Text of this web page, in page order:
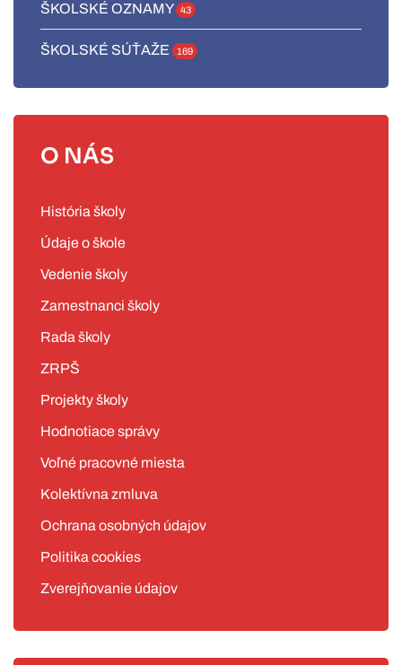
ŠKOLSKÉ OZNAMY 43
ŠKOLSKÉ SÚŤAŽE 169
O NÁS
História školy
Údaje o škole
Vedenie školy
Zamestnanci školy
Rada školy
ZRPŠ
Projekty školy
Hodnotiace správy
Voľné pracovné miesta
Kolektívna zmluva
Ochrana osobných údajov
Politika cookies
Zverejňovanie údajov